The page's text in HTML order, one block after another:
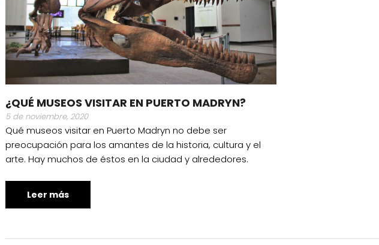
¿QUÉ MUSEOS VISITAR EN PUERTO MADRYN?
5 de noviembre, 2020
Qué museos visitar en Puerto Madryn no debe ser
preocupación para los amantes de la historia, cultura y el
arte. Hay muchos de éstos en la ciudad y alrededores.
Leer más